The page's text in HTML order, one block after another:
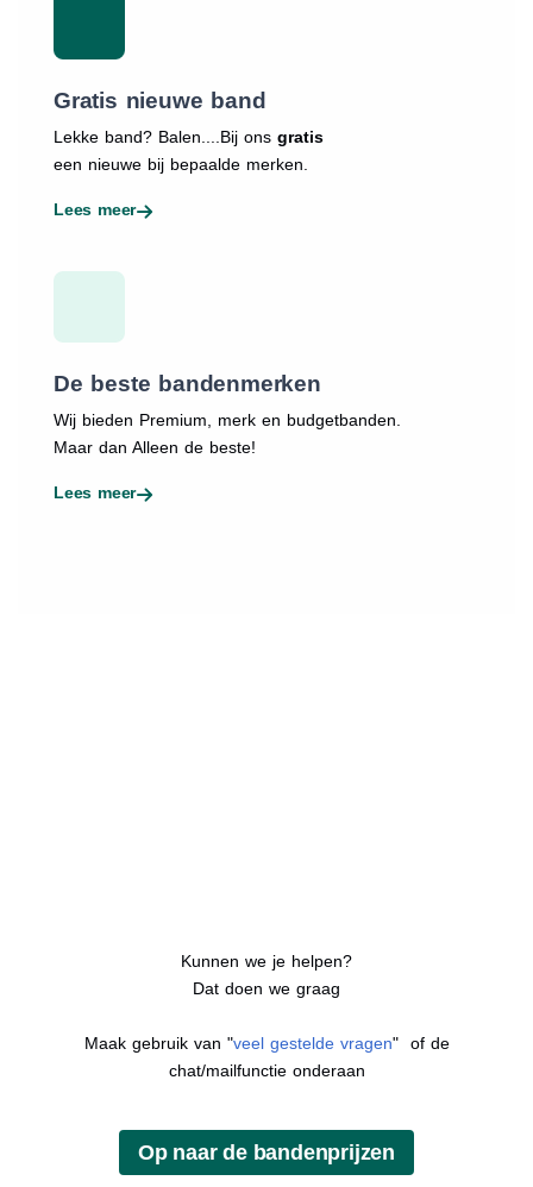
Gratis nieuwe band
Lekke band? Balen....Bij ons gratis
een nieuwe bij bepaalde merken.
Lees meer
De beste bandenmerken
Wij bieden Premium, merk en budgetbanden.
Maar dan Alleen de beste!
Lees meer
Kunnen we je helpen?
Dat doen we graag
Maak gebruik van "veel gestelde vragen" of de
chat/mailfunctie onderaan